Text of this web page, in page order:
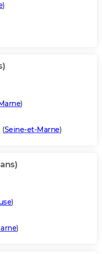
)
)
(Seine-et-Marne)
)
)